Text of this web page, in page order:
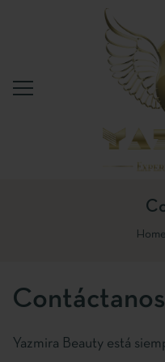
Home
Contáctanos
Yazmira Beauty está